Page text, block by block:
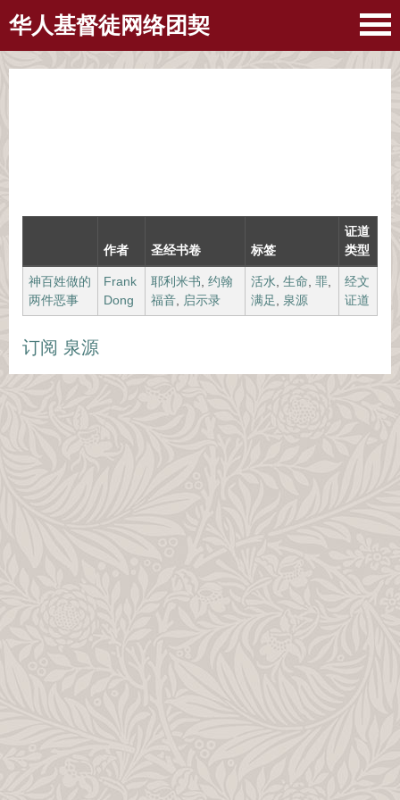
华人基督徒网络团契
作者 圣经书卷 标签
证道
类型
神百姓做的
两件恶事
Frank
Dong
耶利米书 约翰
福音
启示录
活水 生命 罪
满足
泉源
经文
证道
订阅 泉源